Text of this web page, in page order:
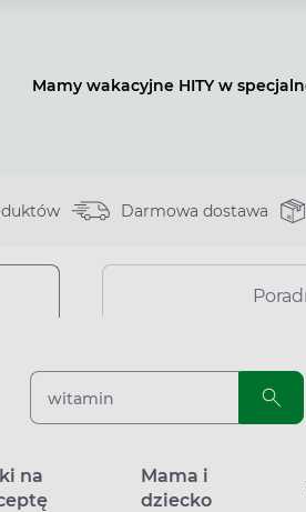
Mamy wakacyjne HITY w
Darmowa dostawa
na
Mama i
dziecko